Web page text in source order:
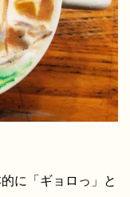
に「ギョロっ」と